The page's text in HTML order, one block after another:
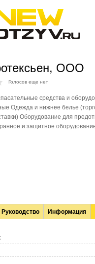
ООО
Голосов еще нет
средства и
Одежда и нижнее белье
Оборудование для
и защитное
Руководство Информация